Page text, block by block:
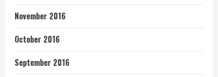
November 2016
October 2016
September 2016